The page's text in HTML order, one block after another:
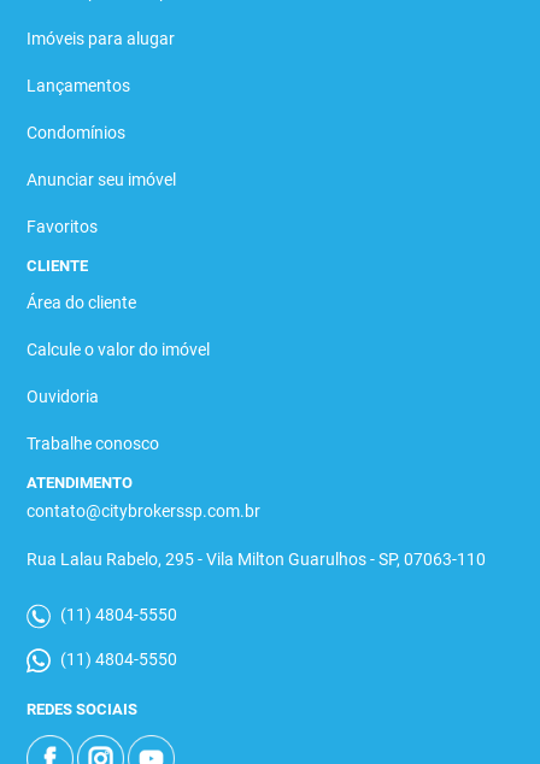
Imóveis para alugar
Lançamentos
Condomínios
Anunciar seu imóvel
Favoritos
CLIENTE
Área do cliente
Calcule o valor do imóvel
Ouvidoria
Trabalhe conosco
ATENDIMENTO
contato@citybrokerssp.com.br
Rua Lalau Rabelo, 295 - Vila Milton Guarulhos - SP, 07063-110
(11) 4804-5550
(11) 4804-5550
REDES SOCIAIS